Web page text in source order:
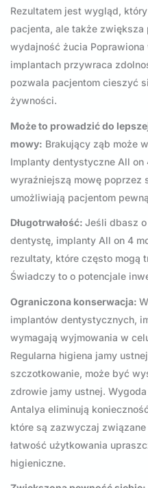
Rezultatem jest wygląd,
pacjenta, ale także
wydajność żucia
implantach przywraca
pozwala pacjentom cieszyć
żywności.
Może to prowadzić do
mowy: Brakujący ząb może
Implanty dentystyczne All on
wyraźniejszą mowę poprzez
umożliwiają pacjentom
Długotrwałość: Jeśli dbasz
dentystę, implanty All on 4
rezultaty, które często mogą
Świadczy to o potencjale
Ograniczona konserwacja:
implantów dentystycznych,
wymagają wyjmowania w
Regularna higiena jamy
szczotkowanie, może być
zdrowie jamy ustnej.
Antalya eliminują
które są zazwyczaj
łatwość użytkowania
higieniczne.